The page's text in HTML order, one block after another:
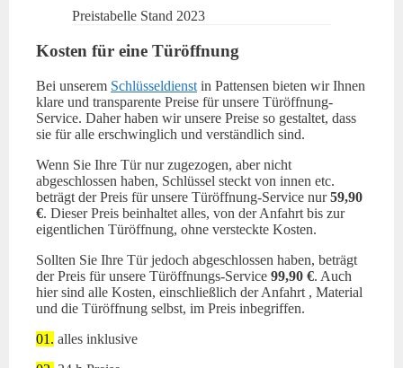
Preistabelle Stand 2023
Kosten für eine Türöffnung
Bei unserem Schlüsseldienst in Pattensen bieten wir Ihnen
klare und transparente Preise für unsere Türöffnung-
Service. Daher haben wir unsere Preise so gestaltet, dass
sie für alle erschwinglich und verständlich sind.
Wenn Sie Ihre Tür nur zugezogen, aber nicht
abgeschlossen haben, Schlüssel steckt von innen etc.
beträgt der Preis für unsere Türöffnung-Service nur59,90
€. Dieser Preis beinhaltet alles, von der Anfahrt bis zur
eigentlichen Türöffnung, ohne versteckte Kosten.
Sollten Sie Ihre Tür jedoch abgeschlossen haben, beträgt
der Preis für unsere Türöffnungs-Service 99,90 €. Auch
hier sind alle Kosten, einschließlich der Anfahrt , Material
und die Türöffnung selbst, im Preis inbegriffen.
01. alles inklusive